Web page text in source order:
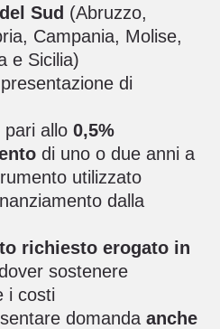
Sud (Abruzzo,
Campania, Molise,
e Sicilia)
di
pari allo 0,5%
di uno o due anni a
utilizzato
dalla
richiesto erogato in
sostenere
i costi
domanda anche